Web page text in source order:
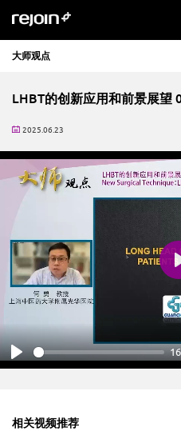
大师观点
LHBT的创新应用和前景展望
2025.06.23
Play
相关视频推荐